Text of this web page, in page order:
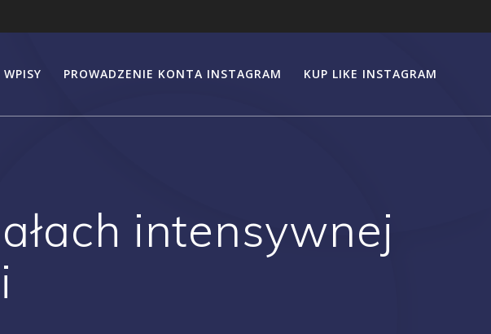
WPISY PROWADZENIE KONTA INSTAGRAM KUP LIKE INSTAGRAM
intensywnej